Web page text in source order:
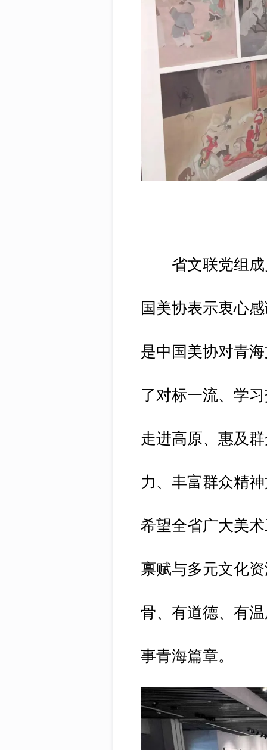
省文联党组成
国美协表示衷心
是中国美协对青
了对标一流、学
走进高原、惠及
力、丰富群众精
希望全省广大美
禀赋与多元文化
骨、有道德、有
事青海篇章。